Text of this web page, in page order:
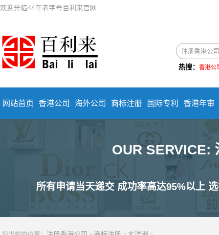
欢迎光临44年老字号百利来官网
热搜： 香港公
网站首页 香港公司 海外公司 商标注册 国际专利 香港年审
OUR SERVICE:
所有申请当天递交 成功率高达95%以上